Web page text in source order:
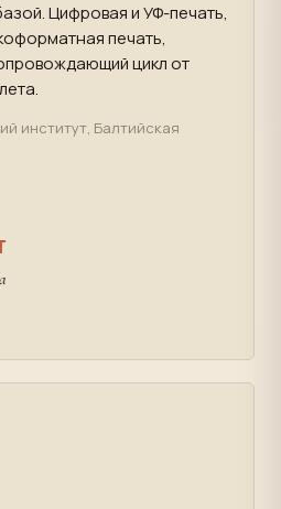
Цифровая и УФ-печать,
печать,
цикл от
институт, Балтийская